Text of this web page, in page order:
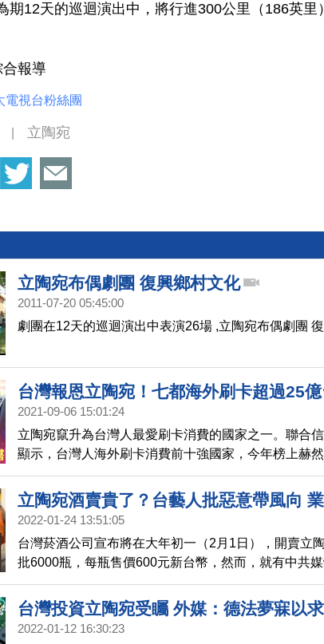
期12天的巡迴演出中，將行進300公里（186英里
報導
電視台粉絲團
立陶宛
立陶宛布偶劇團 復興鄉村文化
2011-07-20 05:45:00
劇團在12天的巡迴演出中表演26場 ,立陶宛布偶劇團
台灣報恩立陶宛！七都海外刷卡超過25
2021-09-06 15:01:24
立陶宛竄升為台灣人最愛刷卡消費的國家之一。聯合
顯示，台灣人海外刷卡消費前十強國家，今年榜上赫然
從2月下旬開始至6月底為止，台灣七大城市民眾陸續
過11.2萬筆、金額超過25.37億元，其中台北市民在立
10.45億元最多，新北、台中則分別刷卡消費6.65億元
千萬與五千萬元。
立陶宛酒賣貴了？台藝人批惡意帶風向
2022-01-24 13:51:05
台灣菸酒公司宣布將在大年初一（2月1日），開賣立
批6000瓶，每瓶售價600元新台幣，然而，就有中共
同款的蘭姆酒在中國售價只有台灣的四分之一，不過
求證，發現即使香港自由貿易半公升也要賣到約740元
台灣代理經銷業者接受我們訪問時，也分享了他的看
台灣投資立陶宛受矚 外媒：德法夢寐以
2022-01-12 16:30:23